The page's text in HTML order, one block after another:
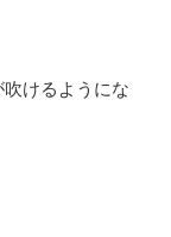
けるようにな